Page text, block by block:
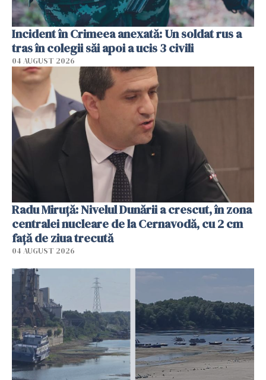
Incident în Crimeea anexată: Un soldat rus a
tras în colegii săi apoi a ucis 3 civili
04 AUGUST 2026
Radu Miruţă: Nivelul Dunării a crescut, în zona
centralei nucleare de la Cernavodă, cu 2 cm
faţă de ziua trecută
04 AUGUST 2026